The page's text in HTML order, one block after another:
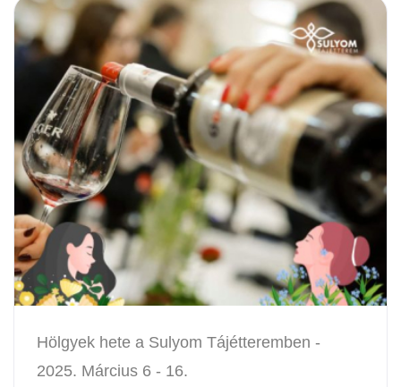
Hölgyek hete a Sulyom Tájétteremben -
2025. Március 6 - 16.